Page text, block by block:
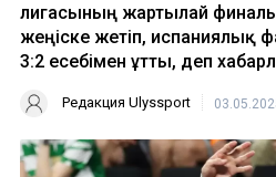
лигасының жартылай
жеңіске жетіп, испаниялық
3:2 есебімен ұтты, деп
Редакция Ulyssport